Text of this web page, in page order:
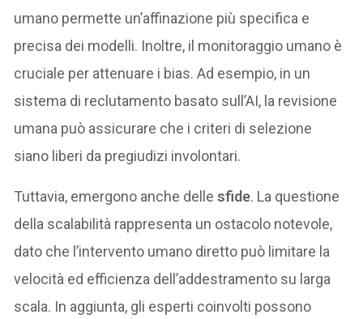
umano permette un’affinazione più specifica e
precisa dei modelli. Inoltre, il monitoraggio umano è
cruciale per attenuare i bias. Ad esempio, in un
sistema di reclutamento basato sull’AI, la revisione
umana può assicurare che i criteri di selezione
siano liberi da pregiudizi involontari.
Tuttavia, emergono anche dellesfide. La questione
della scalabilità rappresenta un ostacolo notevole,
dato che l’intervento umano diretto può limitare la
velocità ed efficienza dell’addestramento su larga
scala. In aggiunta, gli esperti coinvolti possono